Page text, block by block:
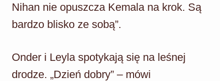
Nihan nie opuszcza Kemala na krok. Są
bardzo blisko ze sobą”.
Onder i Leyla spotykają się na leśnej
drodze. „Dzień dobry” – mówi